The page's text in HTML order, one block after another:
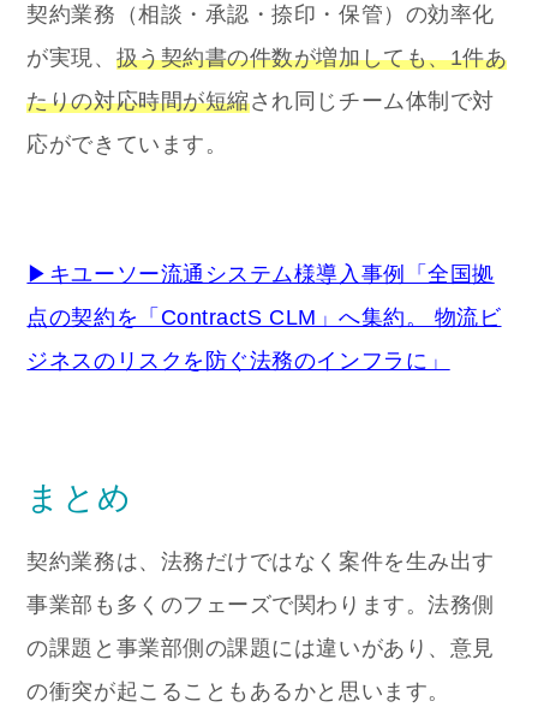
契約業務（相談・承認・捺印・保管）の効率化
が実現、 扱う契約書の件数が増加しても、1件あ
たりの対応時間が短縮され同じチーム体制で対
応ができています。
▶キユーソー流通システム様導入事例「全国拠
点の契約を「ContractS CLM」へ集約。 物流ビ
ジネスのリスクを防ぐ法務のインフラに」
まとめ
契約業務は、法務だけではなく案件を生み出す
事業部も多くのフェーズで関わります。法務側
の課題と事業部側の課題には違いがあり、意見
の衝突が起こることもあるかと思います。